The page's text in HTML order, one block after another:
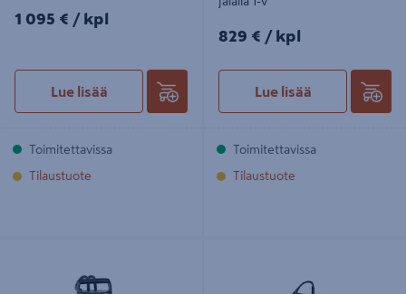
1095€/kpl
1 095 € / kpl
Lue lisää
Toimitettavissa
Tilaustuote
829€/kpl
829 € / kpl
Lue lisää
Toimitettavissa
Tilaustuote